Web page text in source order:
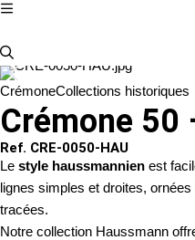
CrémoneCollections historiques
Crémone 50
Ref. CRE-0050-HAU
Le style haussmannien est
lignes simples et droites,
tracées.
Notre collection Haussmann